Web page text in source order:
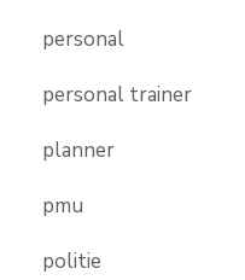
personal
personal trainer
planner
pmu
politie